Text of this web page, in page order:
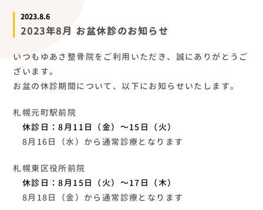
2023.8.6
2023年8月 お盆休診のお知らせ
いつもゆあさ整骨院をご利用いただき、誠にありがとうご
ざいます。
お盆の休診期間について、以下にお知らせいたします。
札幌元町駅前院
休診日：8月11日（金）～15日（火）
8月16日（水）から通常診療となります
札幌東区役所前院
休診日：8月15日（火）～17日（木）
8月18日（金）から通常診療となります